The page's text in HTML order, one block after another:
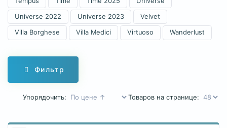
Universe 2022 Universe 2023 Velvet
Villa Borghese Villa Medici Virtuoso Wanderlust
Фильтр
Упорядочить: Товаров на странице: